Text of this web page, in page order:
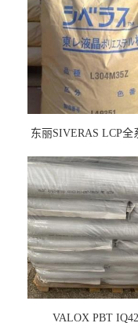
东丽SIVERAS LCP全
VALOX PBT